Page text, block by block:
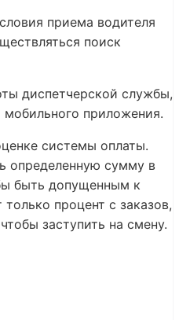
приема водителя
поиск
диспетчерской службы,
мобильного приложения.
системы оплаты.
определенную сумму в
быть допущенным к
процент с заказов,
заступить на смену.